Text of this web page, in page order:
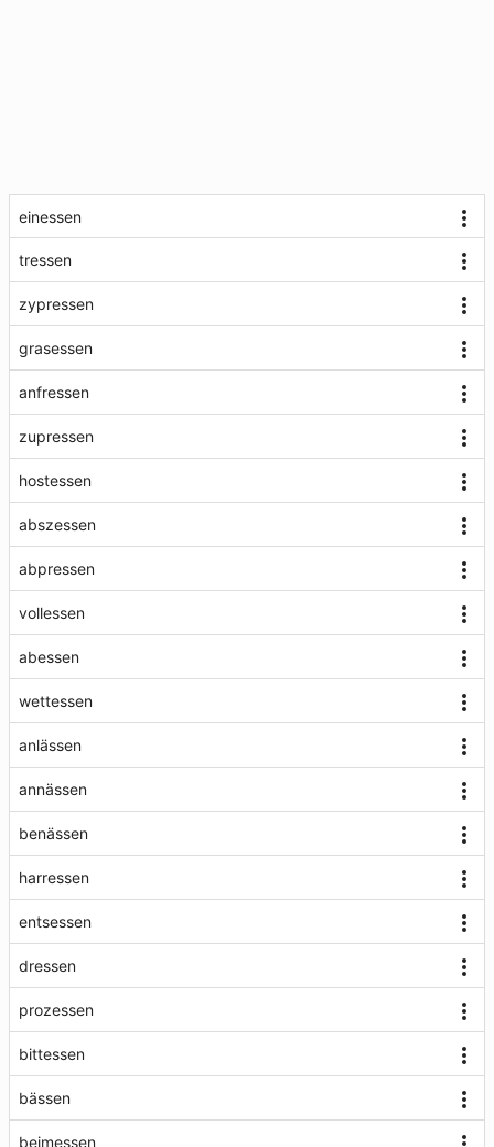
einessen
tressen
zypressen
grasessen
anfressen
zupressen
hostessen
abszessen
abpressen
vollessen
abessen
wettessen
anlässen
annässen
benässen
harressen
entsessen
dressen
prozessen
bittessen
bässen
beimessen